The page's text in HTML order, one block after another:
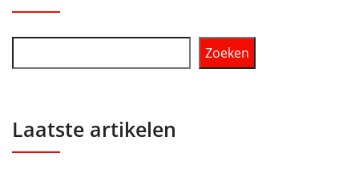
Zoeken
Laatste artikelen